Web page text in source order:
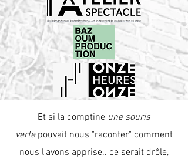
Et si la comptine une souris
vertepouvait nous "raconter" comment
nous l'avons apprise.. ce serait drôle,